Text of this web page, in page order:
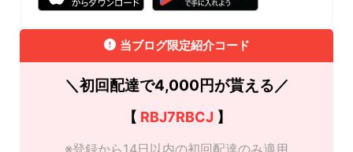
当ブログ限定紹介コード
＼初回配達で4,000円が貰える／
【 RBJ7RBCJ 】
※登録から14日以内の初回配達のみ適用